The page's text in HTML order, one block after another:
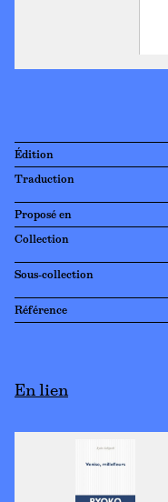
Édition
Traduction
Proposé en
Collection
Sous-collection
Référence
En lien